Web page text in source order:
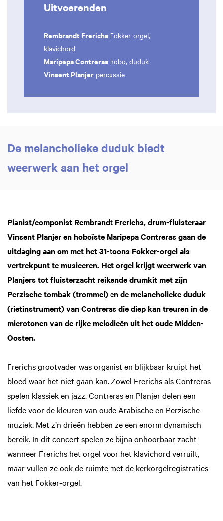
Uitvoerenden
Rembrandt Frerichs Fokker-orgel,
klavichord
Maripepa Contreras hobo, duduk
Vinsent Planjer percussie
De melancholieke duduk biedt
weerwerk aan het orgel
Pianist/componist Rembrandt Frerichs, drum-fluisteraar
Vinsent Planjer en hoboïste Maripepa Contreras gaan de
uitdaging aan om met het 31-toons Fokker-orgel als
vertrekpunt te musiceren. Het orgel krijgt weerwerk van
Planjers tot fluisterzacht reikende drumkit met zijn
Perzische tombak (trommel) en de melancholieke duduk
(rietinstrument) van Contreras die diep kan treuren in de
microtonen van de rijke melodieën uit het oude Midden-
Oosten.
Frerichs grootvader was organist en blijkbaar kruipt het
bloed waar het niet gaan kan. Zowel Frerichs als Contreras
spelen klassiek en jazz. Contreras en Planjer delen een
liefde voor de kleuren van oude Arabische en Perzische
muziek. Met z’n drieën hebben ze een enorm dynamisch
bereik. In dit concert spelen ze bijna onhoorbaar zacht
wanneer Frerichs het orgel voor het klavichord verruilt,
maar vullen ze ook de ruimte met de kerkorgelregistraties
van het Fokker-orgel.